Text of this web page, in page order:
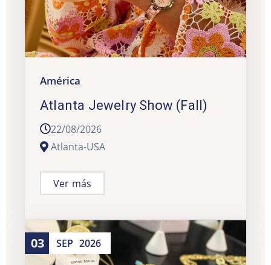
América
Atlanta Jewelry Show (Fall)
22/08/2026
Atlanta-USA
Ver más
03 SEP 2026